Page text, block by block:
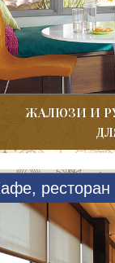
ЖАЛЮЗИ И
ресторан